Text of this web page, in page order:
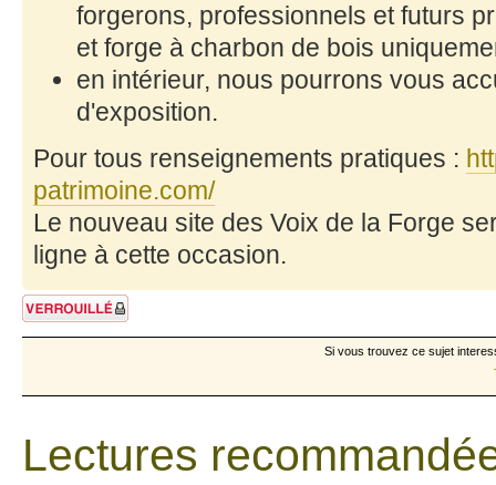
forgerons, professionnels et futurs
et forge à charbon de bois
en intérieur, nous pourrons vous
d'exposition.
Pour tous renseignements pratiques :
patrimoine.com/
Le nouveau site des Voix de la Forge
ligne à cette occasion.
Sujet verrouillé
Si vous trouvez ce sujet
Lectures